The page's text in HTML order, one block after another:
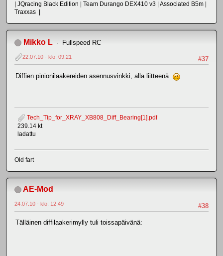
| JQracing Black Edition | Team Durango DEX410 v3 | Associated B5m |
Traxxas |
Mikko L Fullspeed RC
#37
22.07.10 - klo: 09.21
Diffien pinionilaakereiden asennusvinkki, alla liitteenä
Tech_Tip_for_XRAY_XB808_Diff_Bearing[1].pdf
239.14 kt
ladattu
Old fart
AE-Mod
#38
24.07.10 - klo: 12.49
Tälläinen diffilaakerimylly tuli toissapäivänä: